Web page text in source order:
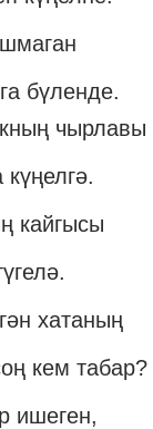
бүленде.
чырлавы
кайгысы
хатаның
кем табар?
ишеген,